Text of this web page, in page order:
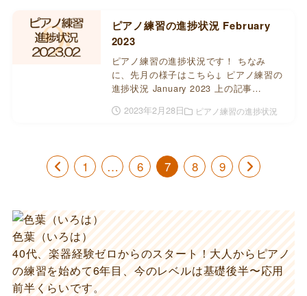
ピアノ練習の進捗状況 February
2023
ピアノ練習の進捗状況です！ ちなみ
に、先月の様子はこちら↓ ピアノ練習の
進捗状況 January 2023 上の記事…
2023年2月28日
ピアノ練習の進捗状況
1 … 6 7 8 9
色葉（いろは）
40代、楽器経験ゼロからのスタート！大人からピアノ
の練習を始めて6年目、今のレベルは基礎後半〜応用
前半くらいです。